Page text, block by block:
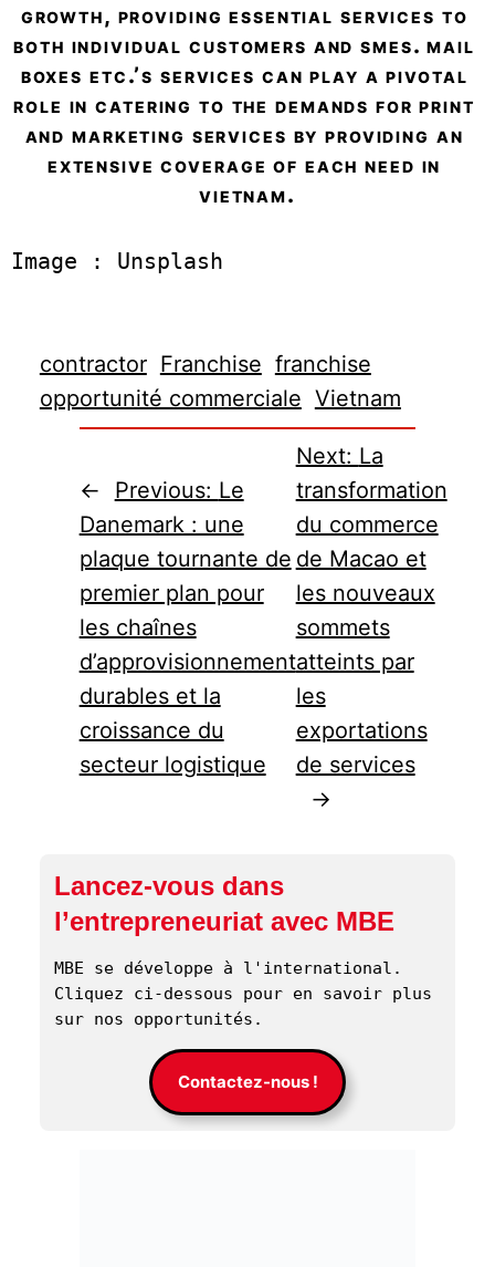
growth, providing essential services to
both individual customers and smes. mail
boxes etc.’s services can play a pivotal
role in catering to the demands for print
and marketing services by providing an
extensive coverage of each need in
vietnam.
Image : Unsplash
contractor Franchise franchise
opportunité commerciale Vietnam
← Previous: Le
Danemark : une
plaque tournante de
premier plan pour
les chaînes
d’approvisionnement
durables et la
croissance du
secteur logistique
Next: La
transformation
du commerce
de Macao et
les nouveaux
sommets
atteints par
les
exportations
de services
→
Lancez-vous dans
l’entrepreneuriat avec MBE
MBE se développe à l'international.
Cliquez ci-dessous pour en savoir plus
sur nos opportunités.
Contactez-nous !